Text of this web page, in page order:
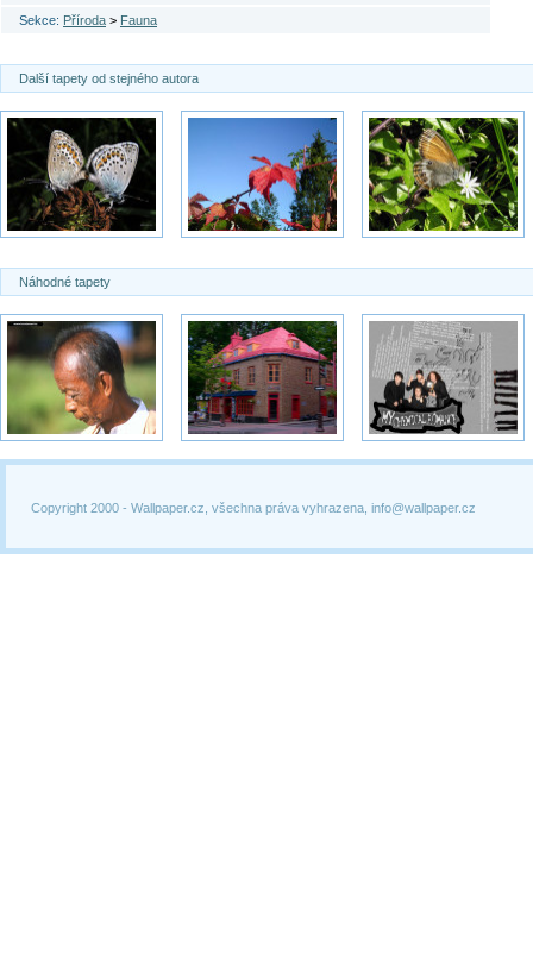
Sekce: Příroda > Fauna
Další tapety od stejného autora
Náhodné tapety
Copyright 2000 - Wallpaper.cz, všechna práva vyhrazena, info@wallpaper.cz